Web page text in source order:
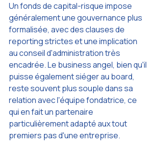
Un fonds de capital-risque impose
généralement une gouvernance plus
formalisée, avec des clauses de
reporting strictes et une implication
au conseil d'administration très
encadrée. Le business angel, bien qu'il
puisse également siéger au board,
reste souvent plus souple dans sa
relation avec l'équipe fondatrice, ce
qui en fait un partenaire
particulièrement adapté aux tout
premiers pas d'une entreprise.